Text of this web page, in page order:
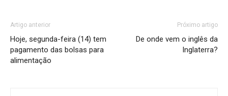
Artigo anterior
Hoje, segunda-feira (14) tem
pagamento das bolsas para
alimentação
Próximo artigo
De onde vem o inglês da
Inglaterra?